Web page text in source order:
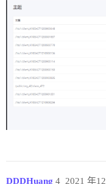
DDDHuang 2021 年
4